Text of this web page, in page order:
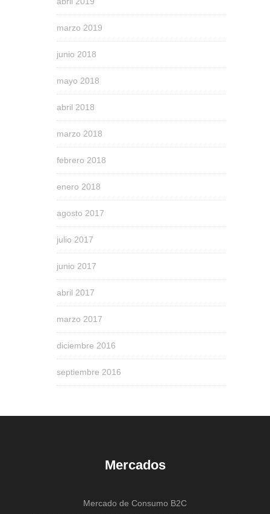
marzo 2019
junio 2018
mayo 2018
abril 2018
marzo 2018
febrero 2018
enero 2018
agosto 2017
julio 2017
junio 2017
abril 2017
marzo 2017
diciembre 2016
septiembre 2016
Mercados
Mercado de Consumo B2C